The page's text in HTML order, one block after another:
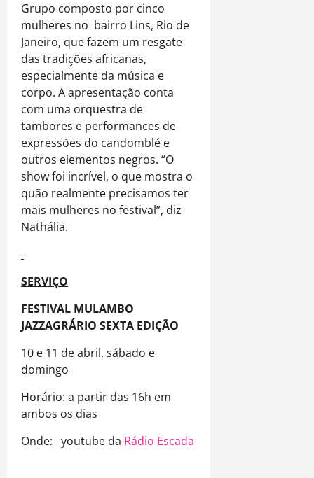
Grupo composto por cinco
mulheres no bairro Lins, Rio de
Janeiro, que fazem um resgate
das tradições africanas,
especialmente da música e
corpo. A apresentação conta
com uma orquestra de
tambores e performances de
expressões do candomblé e
outros elementos negros. “O
show foi incrível, o que mostra o
quão realmente precisamos ter
mais mulheres no festival”, diz
Nathália.
SERVIÇO
FESTIVAL MULAMBO
JAZZAGRÁRIO SEXTA EDIÇÃO
10 e 11 de abril, sábado e
domingo
Horário: a partir das 16h em
ambos os dias
Onde: youtube da Rádio Escada